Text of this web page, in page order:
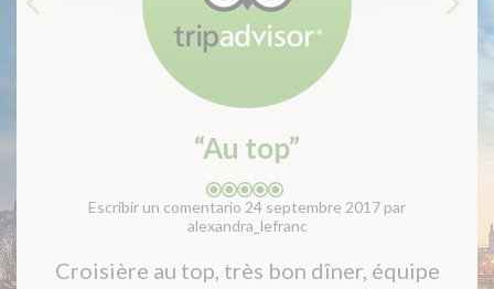
“Au top”
Escribir un comentario 24 septembre 2017 par
alexandra_lefranc
au top, très bon dîner, équipe
soins